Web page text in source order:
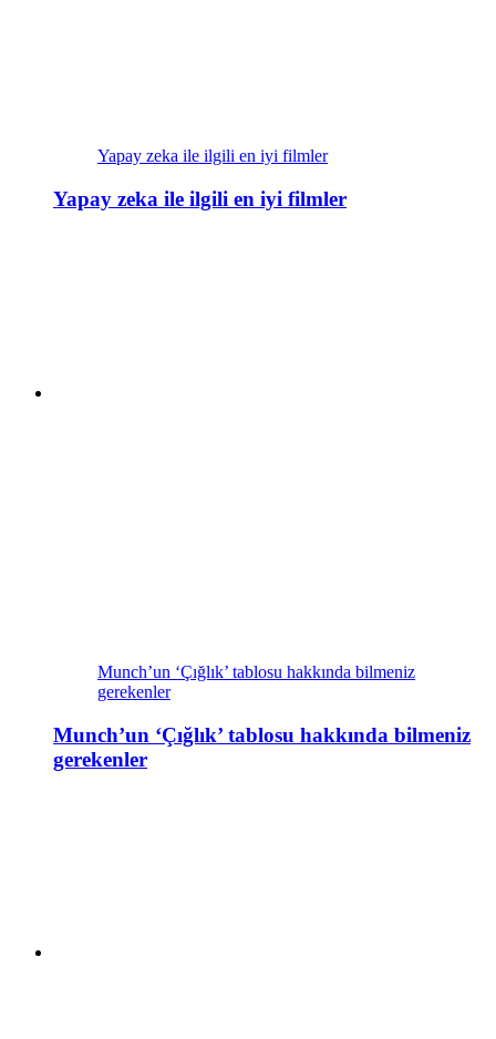
Yapay zeka ile ilgili en iyi filmler
Yapay zeka ile ilgili en iyi filmler
Munch’un ‘Çığlık’ tablosu hakkında bilmeniz
gerekenler
Munch’un ‘Çığlık’ tablosu hakkında bilmeniz
gerekenler